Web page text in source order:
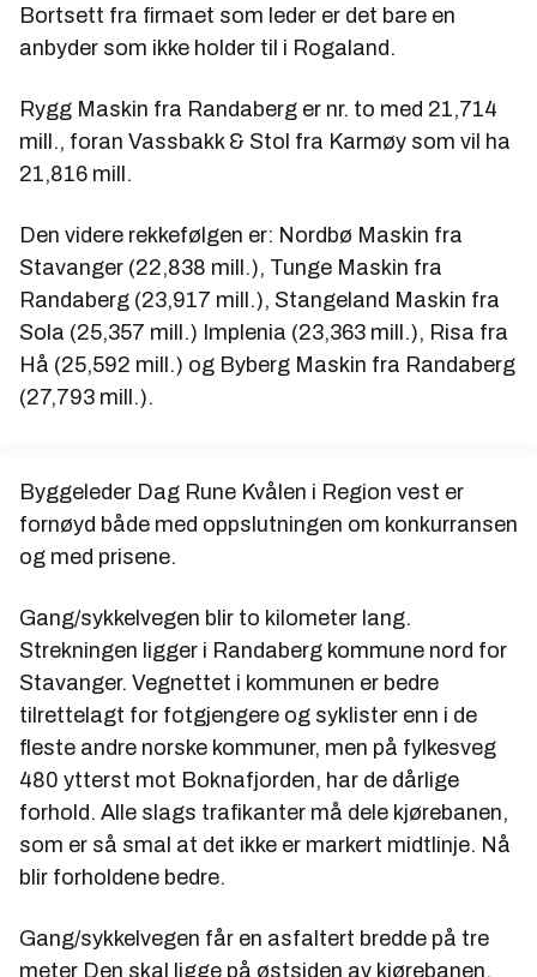
Bortsett fra firmaet som leder er det bare en
anbyder som ikke holder til i Rogaland.
Rygg Maskin fra Randaberg er nr. to med 21,714
mill., foran Vassbakk & Stol fra Karmøy som vil ha
21,816 mill.
Den videre rekkefølgen er: Nordbø Maskin fra
Stavanger (22,838 mill.), Tunge Maskin fra
Randaberg (23,917 mill.), Stangeland Maskin fra
Sola (25,357 mill.) Implenia (23,363 mill.), Risa fra
Hå (25,592 mill.) og Byberg Maskin fra Randaberg
(27,793 mill.).
Byggeleder Dag Rune Kvålen i Region vest er
fornøyd både med oppslutningen om konkurransen
og med prisene.
Gang/sykkelvegen blir to kilometer lang.
Strekningen ligger i Randaberg kommune nord for
Stavanger. Vegnettet i kommunen er bedre
tilrettelagt for fotgjengere og syklister enn i de
fleste andre norske kommuner, men på fylkesveg
480 ytterst mot Boknafjorden, har de dårlige
forhold. Alle slags trafikanter må dele kjørebanen,
som er så smal at det ikke er markert midtlinje. Nå
blir forholdene bedre.
Gang/sykkelvegen får en asfaltert bredde på tre
meter Den skal ligge på østsiden av kjørebanen.